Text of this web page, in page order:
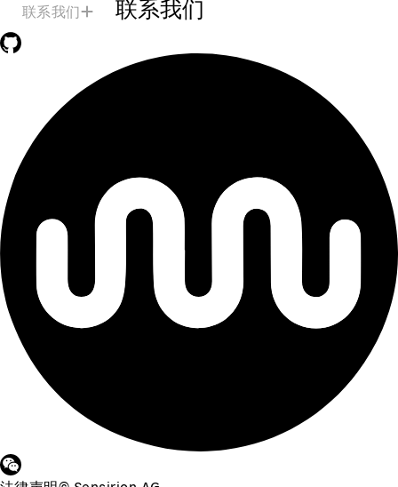
联系我们 联系我们